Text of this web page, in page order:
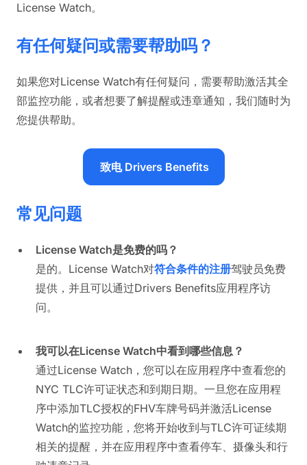
License Watch。
有任何疑问或需要帮助吗？
如果您对License Watch有任何疑问，需要帮助激活其全
部监控功能，或者想要了解提醒或违章通知，我们随时为
您提供帮助。
致电 Drivers Benefits
常见问题
License Watch是免费的吗？
是的。License Watch对符合条件的注册驾驶员免费
提供，并且可以通过Drivers Benefits应用程序访
问。
我可以在License Watch中看到哪些信息？
通过License Watch，您可以在应用程序中查看您的
NYC TLC许可证状态和到期日期。一旦您在应用程
序中添加TLC授权的FHV车牌号码并激活License
Watch的监控功能，您将开始收到与TLC许可证续期
相关的提醒，并在应用程序中查看停车、摄像头和行